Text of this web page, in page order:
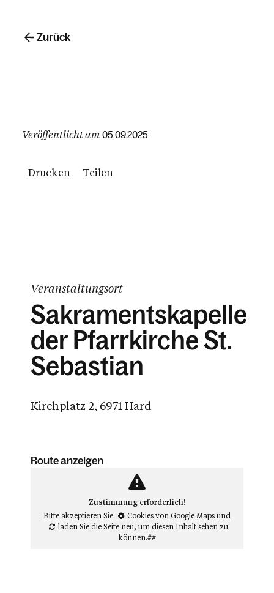
Veröffentlicht am 05.09.2025
Drucken Teilen
Zurück
Veranstaltungsort
Sakramentskapelle
der Pfarrkirche St.
Sebastian
Kirchplatz 2, 6971 Hard
Route anzeigen
Zustimmung erforderlich!
Bitte akzeptieren Sie
Cookies von Google Mapsund
laden Sie die Seite neu, um diesen Inhalt sehen zu
können.##